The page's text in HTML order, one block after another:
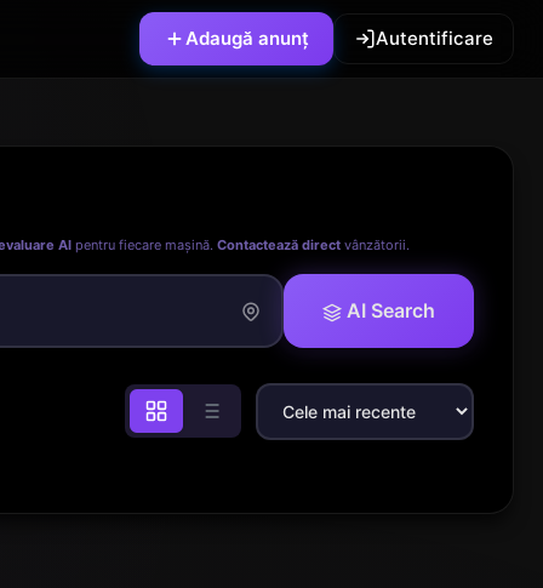
Adaugă anunț Autentificare
AI pentru fiecare mașină. Contactează direct vânzătorii.
AI Search